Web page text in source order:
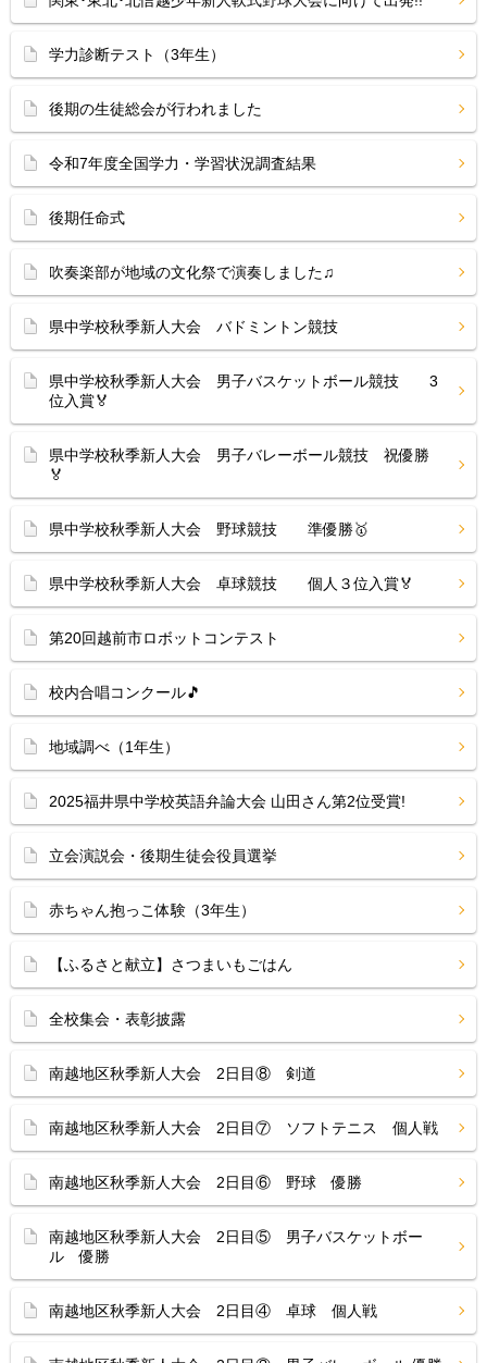
学力診断テスト（3年生）
後期の生徒総会が行われました
令和7年度全国学力・学習状況調査結果
後期任命式
吹奏楽部が地域の文化祭で演奏しました♫
県中学校秋季新人大会 バドミントン競技
県中学校秋季新人大会 男子バスケットボール競技 3
位入賞🏅
県中学校秋季新人大会 男子バレーボール競技 祝優勝
🏅
県中学校秋季新人大会 野球競技 準優勝🥇
県中学校秋季新人大会 卓球競技 個人３位入賞🏅
第20回越前市ロボットコンテスト
校内合唱コンクール🎵
地域調べ（1年生）
2025福井県中学校英語弁論大会 山田さん第2位受賞!
立会演説会・後期生徒会役員選挙
赤ちゃん抱っこ体験（3年生）
【ふるさと献立】さつまいもごはん
全校集会・表彰披露
南越地区秋季新人大会 2日目⑧ 剣道
南越地区秋季新人大会 2日目⑦ ソフトテニス 個人戦
南越地区秋季新人大会 2日目⑥ 野球 優勝
南越地区秋季新人大会 2日目⑤ 男子バスケットボー
ル 優勝
南越地区秋季新人大会 2日目④ 卓球 個人戦